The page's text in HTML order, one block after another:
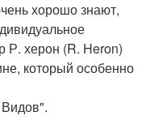
хорошо знают,
Р. херон (R. Heron)
который особенно